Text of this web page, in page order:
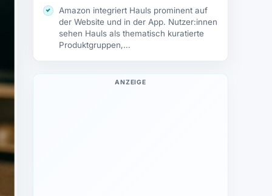
Amazon integriert Hauls prominent auf
der Website und in der App. Nutzer:innen
sehen Hauls als thematisch kuratierte
Produktgruppen,…
ANZEIGE